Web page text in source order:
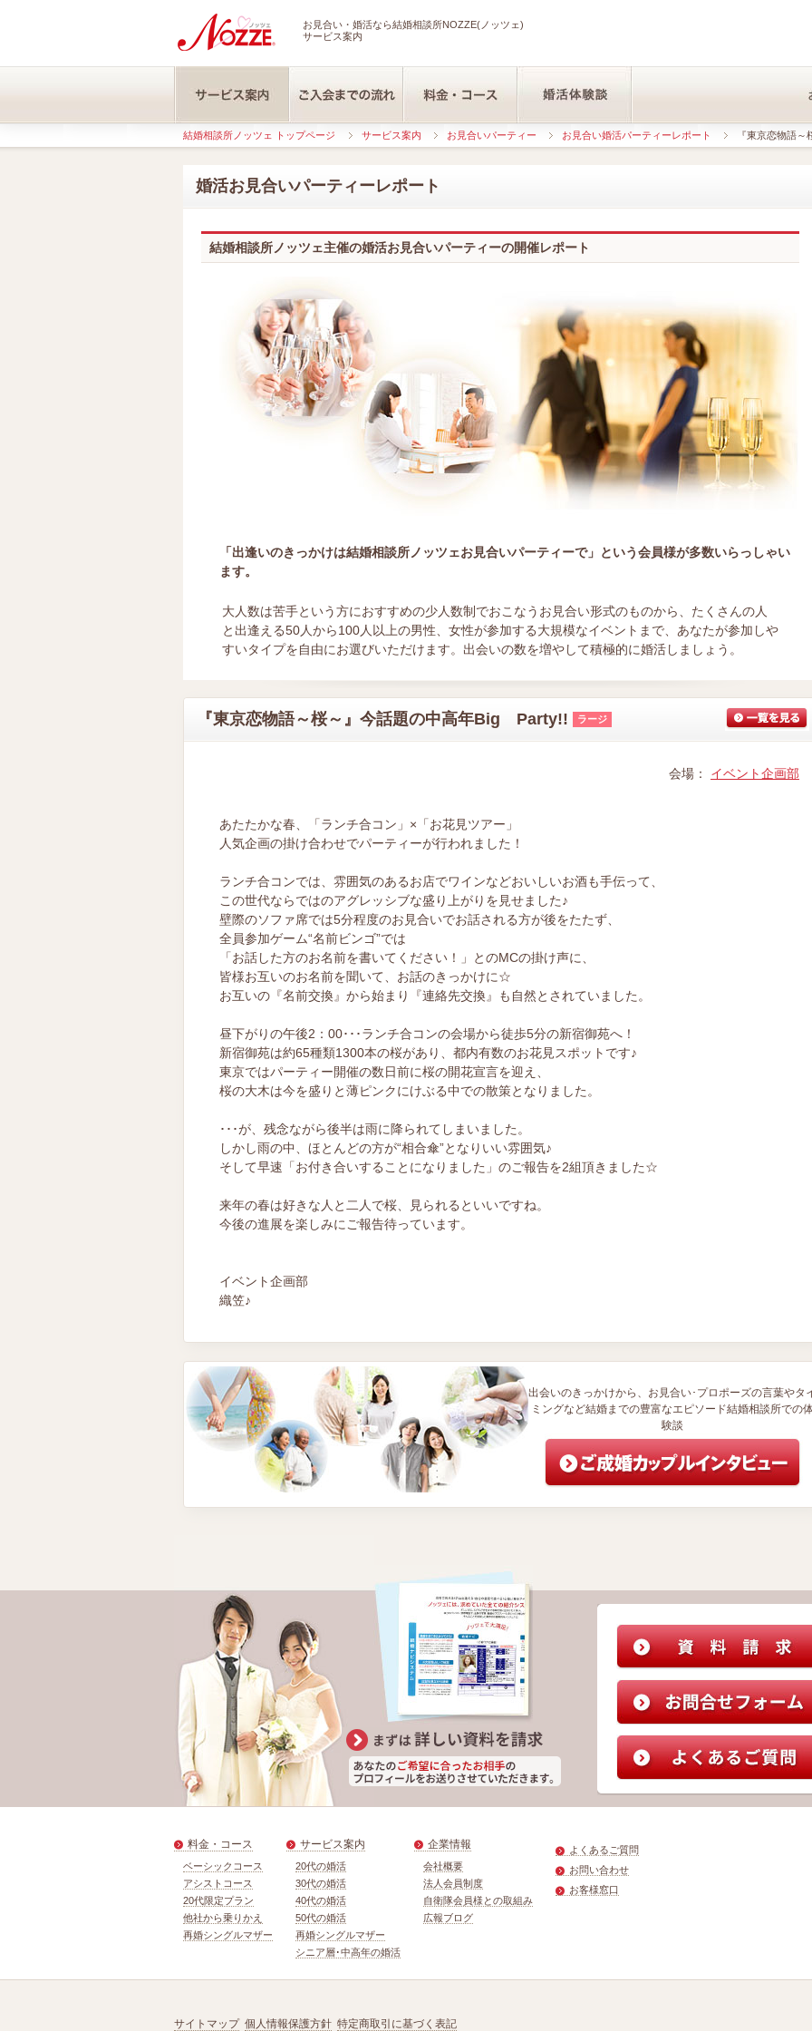
お見合い・婚活なら結婚相談所NOZZE(ノッツェ)
サービス案内
結婚相談所ノッツェ トップページ サービス案内 お見合いパーティー お見合い婚活パーティーレポート 『東京恋物語
婚活お見合いパーティーレポート
結婚相談所ノッツェ主催の婚活お見合いパーティーの開催レポート
「出逢いのきっかけは結婚相談所ノッツェお見合いパーティーで」という会員様が多数いらっしゃい
ます。
大人数は苦手という方におすすめの少人数制でおこなうお見合い形式のものから、たくさんの人
と出逢える50人から100人以上の男性、女性が参加する大規模なイベントまで、あなたが参加しや
すいタイプを自由にお選びいただけます。出会いの数を増やして積極的に婚活しましょう。
『東京恋物語～桜～』今話題の中高年Big Party!! ラージ
会場： イベント企画部
あたたかな春、「ランチ合コン」×「お花見ツアー」
人気企画の掛け合わせでパーティーが行われました！
ランチ合コンでは、雰囲気のあるお店でワインなどおいしいお酒も手伝って、
この世代ならではのアグレッシブな盛り上がりを見せました♪
壁際のソファ席では5分程度のお見合いでお話される方が後をたたず、
全員参加ゲーム“名前ビンゴ”では
「お話した方のお名前を書いてください！」とのMCの掛け声に、
皆様お互いのお名前を聞いて、お話のきっかけに☆
お互いの『名前交換』から始まり『連絡先交換』も自然とされていました。
昼下がりの午後2：00･･･ランチ合コンの会場から徒歩5分の新宿御苑へ！
新宿御苑は約65種類1300本の桜があり、都内有数のお花見スポットです♪
東京ではパーティー開催の数日前に桜の開花宣言を迎え、
桜の大木は今を盛りと薄ピンクにけぶる中での散策となりました。
･･･が、残念ながら後半は雨に降られてしまいました。
しかし雨の中、ほとんどの方が“相合傘”となりいい雰囲気♪
そして早速「お付き合いすることになりました」のご報告を2組頂きました☆
来年の春は好きな人と二人で桜、見られるといいですね。
今後の進展を楽しみにご報告待っています。
イベント企画部
織笠♪
出会いのきっかけから、お見合い･プロポーズの言葉やタ
ミングなど結婚までの豊富なエピソード結婚相談所での
験談
料金・コース
ベーシックコース
アシストコース
20代限定プラン
他社から乗りかえ
再婚シングルマザー
サービス案内
20代の婚活
30代の婚活
40代の婚活
50代の婚活
再婚シングルマザー
シニア層･中高年の婚活
企業情報
会社概要
法人会員制度
自衛隊会員様との取組み
広報ブログ
よくあるご質問
お問い合わせ
お客様窓口
サイトマップ 個人情報保護方針 特定商取引に基づく表記